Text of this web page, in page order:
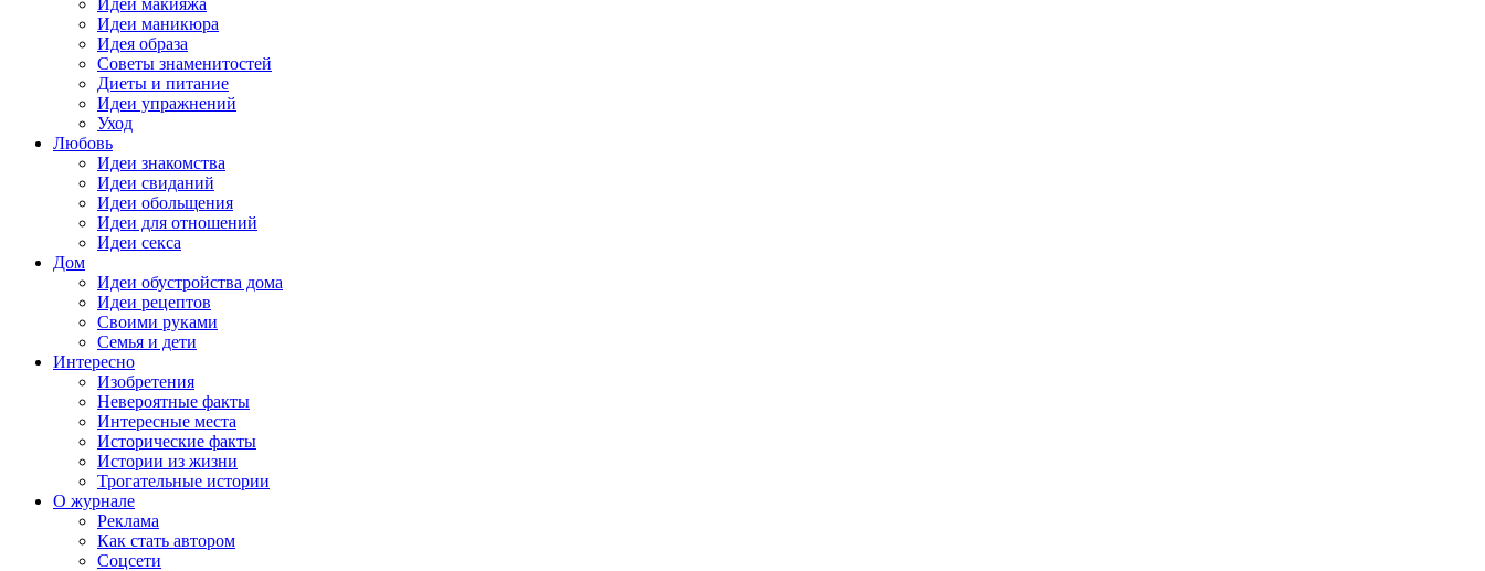
Идеи макияжа
Идеи маникюра
Идея образа
Советы знаменитостей
Диеты и питание
Идеи упражнений
Уход
Любовь
Идеи знакомства
Идеи свиданий
Идеи обольщения
Идеи для отношений
Идеи секса
Дом
Идеи обустройства дома
Идеи рецептов
Своими руками
Семья и дети
Интересно
Изобретения
Невероятные факты
Интересные места
Исторические факты
Истории из жизни
Трогательные истории
О журнале
Реклама
Как стать автором
Соцсети